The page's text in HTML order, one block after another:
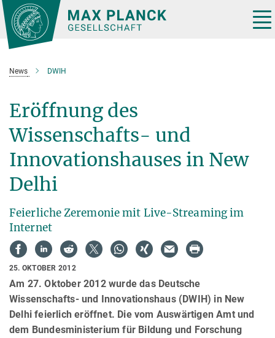
Hauptinhalt
News DWIH
Eröffnung des
Wissenschafts- und
Innovationshauses in New
Delhi
Feierliche Zeremonie mit Live-Streaming im
Internet
25. OKTOBER 2012
Am 27. Oktober 2012 wurde das Deutsche
Wissenschafts- und Innovationshaus (DWIH) in New
Delhi feierlich eröffnet. Die vom Auswärtigen Amt und
dem Bundesministerium für Bildung und Forschung